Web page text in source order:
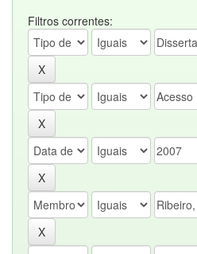
Filtros correntes: